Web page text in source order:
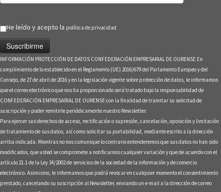
He leído y acepto la política de privacidad
INFORMACIÓN PROTECCIÓN DE DATOS CONFEDERACIÓN EMPRESARIAL DE OURENSE En
cumplimiento de lo establecido en el Reglamento (UE) 2016/679 del Parlamento Europeo y del
Consejo, de 27 de abril de 2016 y en la legislación vigente sobre protección de datos, le informamos
que el correo electrónico que nos ha proporcionado será tratado bajo la responsabilidad de
CONFEDERACIÓN EMPRESARIAL DE OURENSE con la finalidad de tramitar su solicitud de
suscripción y poder remitirle periódicamente nuestro Newsletter.
Para ejercer sus derechos de acceso, rectificación o supresión, cancelación, oposición y limitación
de tratamiento de sus datos, así como solicitar su portabilidad, mediante escrito a la dirección
arriba indicada. Mientras no nos comunique lo contrario entenderemos que sus datos no han sido
modificados, que usted se compromete a notificarnos cualquier variación y que de acuerdo con el
artículo 21.1 de la Ley 34/2002 de servicios de la sociedad de la información y de comercio
electrónico. Asimismo, le informamos que podrá revocar en cualquier momento el consentimiento
prestado, cancelando su suscripción al Newsletter, enviando un e-mail a la dirección de correo